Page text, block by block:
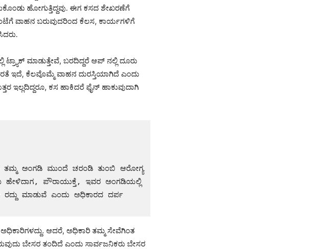
ಹೋಗುತ್ತಿದ್ದವು. ಈಗ ಕಸದ ಶೇಖರಣೆಗೆ
ವಾಹನ ಬರುವುದರಿಂದ ಕೆಲಸ, ಕಾರ್ಯಗಳಿಗೆ
ಮಾಡುತ್ತೇವೆ, ಬರದಿದ್ದರೆ ಆಪ್ ನಲ್ಲಿ ದೂರು
ಇದೆ, ಕೆಲವೊಮ್ಮೆ ವಾಹನ ದುರಸ್ತಿಯಾಗಿದೆ ಎಂದು
ಇಲ್ಲದಿದ್ದರೂ, ಕಸ ಹಾಕಿದರೆ ಫೈನ್ ಹಾಕುವುದಾಗಿ
ಅಂಗಡಿ ಮುಂದೆ ಚರಂಡಿ ತುಂಬಿ ಆರೋಗ್ಯ
ಹೇಳಿದಾಗ, ಪೌರಾಯುಕ್ತೆ, ಇವರ ಅಂಗಡಿಯಲ್ಲಿ
ಮಾಡುವೆ ಎಂದು ಅಧಿಕಾರದ ದರ್ಪ
ಆದರೆ, ಅಧಿಕಾರಿ ತಮ್ಮ ಸೇವೆಗಿಂತ
ಬೇಸರ ತಂದಿದೆ ಎಂದು ಸಾರ್ವಜನಿಕರು ಬೇಸರ